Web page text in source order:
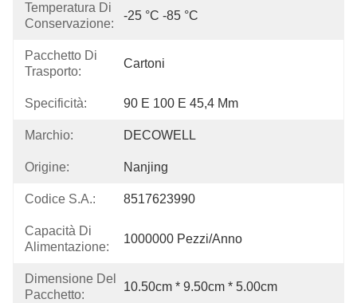
Temperatura Di
Conservazione:
-25 °C -85 °C
Pacchetto Di
Trasporto:
Cartoni
Specificità: 90 E 100 E 45,4 Mm
Marchio: DECOWELL
Origine: Nanjing
Codice S.A.: 8517623990
Capacità Di
Alimentazione:
1000000 Pezzi/anno
Dimensione Del
Pacchetto:
10.50cm * 9.50cm * 5.00cm